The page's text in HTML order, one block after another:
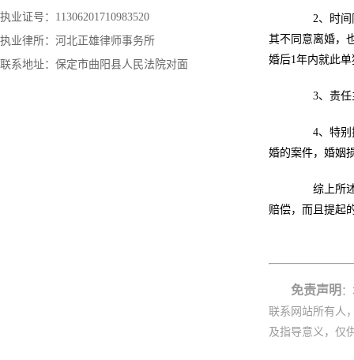
执业证号：11306201710983520
执业律所：河北正雄律师事务所
联系地址：保定市曲阳县人民法院对面
2、时间限
其不同意离婚，
婚后1年内就此
3、责任主
4、特别提
婚的案件，婚姻
综上所述
赔偿，而且提起
免责声明
联系网站所有人
及指导意义，仅